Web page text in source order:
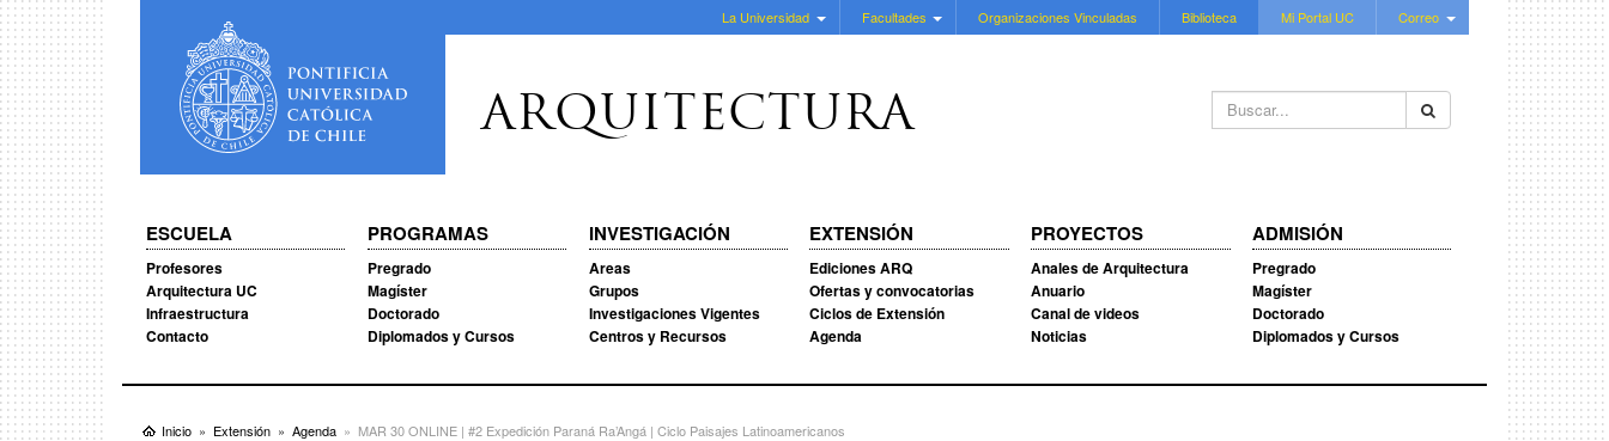
La Universidad Facultades Organizaciones Vinculadas Biblioteca Mi Portal UC Correo
Buscar...
ARQUITECTURA
ESCUELA
Profesores
Arquitectura UC
Infraestructura
Contacto
PROGRAMAS
Pregrado
Magíster
Doctorado
Diplomados y Cursos
INVESTIGACIÓN
Areas
Grupos
Investigaciones Vigentes
Centros y Recursos
EXTENSIÓN
Ediciones ARQ
Ofertas y convocatorias
Ciclos de Extensión
Agenda
PROYECTOS
Anales de Arquitectura
Anuario
Canal de videos
Noticias
ADMISIÓN
Pregrado
Magíster
Doctorado
Diplomados y Cursos
Inicio Extensión Agenda MAR 30 ONLINE | #2 Expedición Paraná Ra’Angá | Ciclo Paisajes Latinoamericanos